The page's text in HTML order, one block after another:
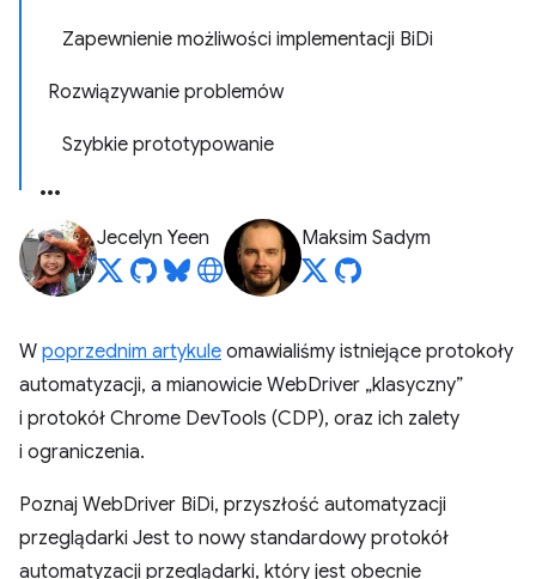
Zapewnienie możliwości implementacji BiDi
Rozwiązywanie problemów
Szybkie prototypowanie
Jecelyn Yeen Maksim Sadym
W poprzednim artykule omawialiśmy istniejące protokoły
automatyzacji, a mianowicie WebDriver „klasyczny”
i protokół Chrome DevTools (CDP), oraz ich zalety
i ograniczenia.
Poznaj WebDriver BiDi, przyszłość automatyzacji
przeglądarki Jest to nowy standardowy protokół
automatyzacji przeglądarki, który jest obecnie